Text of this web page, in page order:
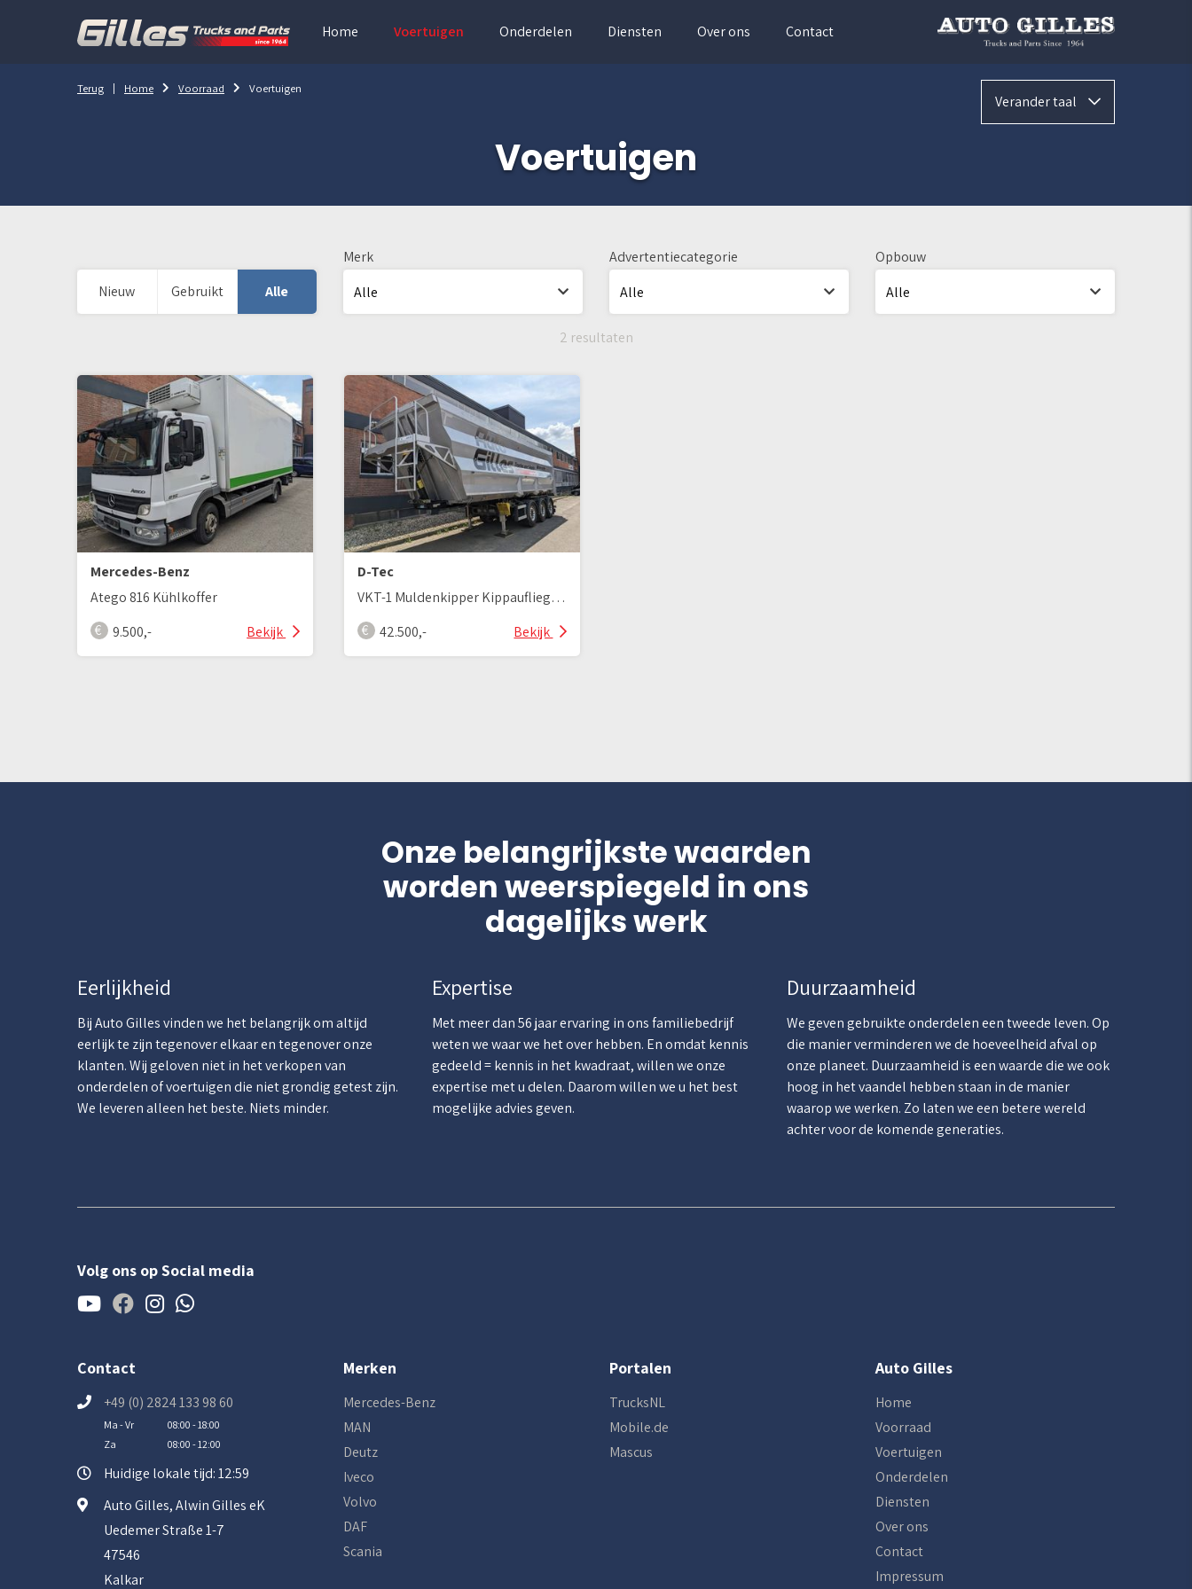
Home Voertuigen Onderdelen Diensten Over ons Contact
Verander taal
Terug Home Voorraad Voertuigen
Voertuigen
Nieuw Gebruikt Alle
Merk Advertentiecategorie Opbouw
2 resultaten
Mercedes-Benz
Atego 816 Kühlkoffer
9.500,-
Bekijk
D-Tec
VKT-1 Muldenkipper Kippauflieger 49cbm
42.500,-
Bekijk
Onze belangrijkste waarden
worden weerspiegeld in ons
dagelijks werk
Eerlijkheid
Bij Auto Gilles vinden we het belangrijk om altijd
eerlijk te zijn tegenover elkaar en tegenover onze
klanten. Wij geloven niet in het verkopen van
onderdelen of voertuigen die niet grondig getest zijn.
We leveren alleen het beste. Niets minder.
Expertise
Met meer dan 56 jaar ervaring in ons familiebedrijf
weten we waar we het over hebben. En omdat kennis
gedeeld = kennis in het kwadraat, willen we onze
expertise met u delen. Daarom willen we u het best
mogelijke advies geven.
Duurzaamheid
We geven gebruikte onderdelen een tweede leven. Op
die manier verminderen we de hoeveelheid afval op
onze planeet. Duurzaamheid is een waarde die we ook
hoog in het vaandel hebben staan in de manier
waarop we werken. Zo laten we een betere wereld
achter voor de komende generaties.
Volg ons op Social media
Contact
+49 (0) 2824 133 98 60
Ma - Vr
08:00 - 18:00
Za
08:00 - 12:00
Huidige lokale tijd: 12:59
Auto Gilles, Alwin Gilles eK
Uedemer Straße 1-7
47546
Kalkar
Merken
Mercedes-Benz
MAN
Deutz
Iveco
Volvo
DAF
Scania
Portalen
TrucksNL
Mobile.de
Mascus
Auto Gilles
Home
Voorraad
Voertuigen
Onderdelen
Diensten
Over ons
Contact
Impressum